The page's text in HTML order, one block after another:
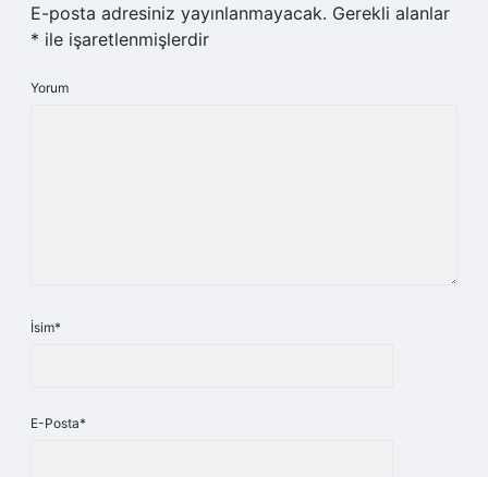
E-posta adresiniz yayınlanmayacak. Gerekli alanlar
* ile işaretlenmişlerdir
Yorum
İsim*
E-Posta*